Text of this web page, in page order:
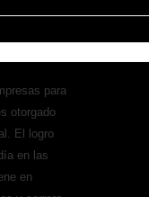
para
otorgado
El logro
en las
en